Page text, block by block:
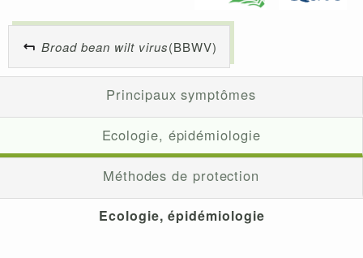
Broad bean wilt virus(BBWV)
Principaux symptômes
Ecologie, épidémiologie
Méthodes de protection
Ecologie, épidémiologie